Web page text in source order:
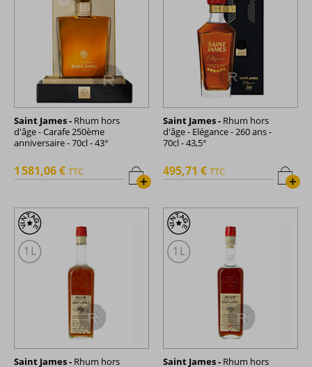
Saint James - Rhum hors
d'âge - Carafe 250ème
anniversaire - 70cl - 43°
+
1 581,06 € TTC
Saint James - Rhum hors
d'âge - Elégance - 260 ans -
70cl - 43,5°
+
495,71 € TTC
Saint James - Rhum hors
Saint James - Rhum hors